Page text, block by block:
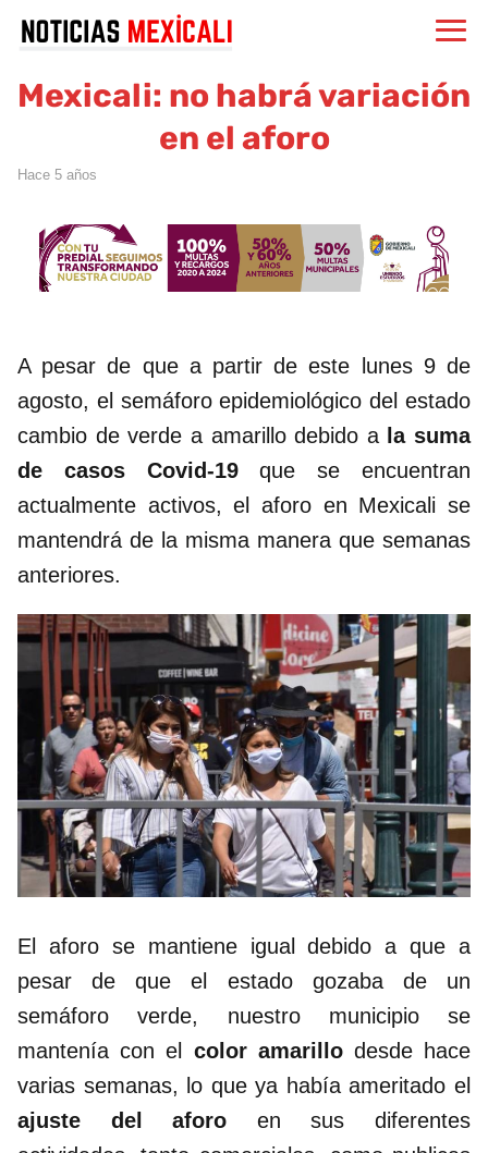
Mexicali: no habrá variación
en el aforo
hace 5 años
A pesar de que a partir de este lunes 9 de
agosto, el semáforo epidemiológico del estado
cambio de verde a amarillo debido a la suma
de casos Covid-19que se encuentran
actualmente activos, el aforo en Mexicali se
mantendrá de la misma manera que semanas
anteriores.
El aforo se mantiene igual debido a que a
pesar de que el estado gozaba de un
semáforo verde, nuestro municipio se
mantenía con el color amarillodesde hace
varias semanas, lo que ya había ameritado el
ajuste del aforo en sus diferentes